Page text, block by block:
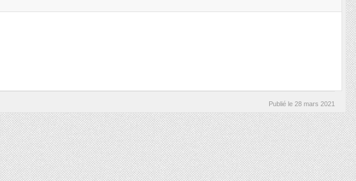
Publié le 28 mars 2021